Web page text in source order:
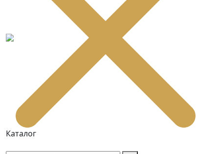
Каталог